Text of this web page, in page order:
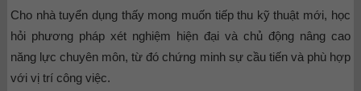
Cho nhà tuyển dụng thấy mong muốn tiếp thu kỹ thuật mới, học
hỏi phương pháp xét nghiệm hiện đại và chủ động nâng cao
năng lực chuyên môn, từ đó chứng minh sự cầu tiến và phù hợp
với vị trí công việc.